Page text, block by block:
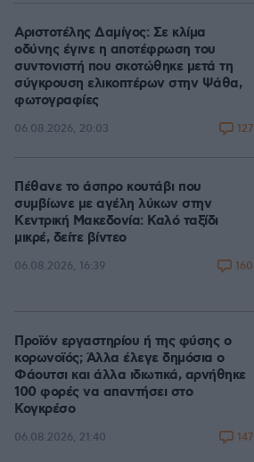
Αριστοτέλης Δαμίγος: Σε κλίμα
οδύνης έγινε η αποτέφρωση του
συντονιστή που σκοτώθηκε μετά τη
σύγκρουση ελικοπτέρων στην Ψάθα,
φωτογραφίες
06.08.2026, 20:03 127
Πέθανε το άσπρο κουτάβι που
συμβίωνε με αγέλη λύκων στην
Κεντρική Μακεδονία: Καλό ταξίδι
μικρέ, δείτε βίντεο
06.08.2026, 16:39 160
Προϊόν εργαστηρίου ή της φύσης ο
κορωνοϊός; Άλλα έλεγε δημόσια ο
Φάουτσι και άλλα ιδιωτικά, αρνήθηκε
100 φορές να απαντήσει στο
Κογκρέσο
06.08.2026, 21:40 147